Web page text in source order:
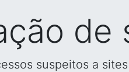
de
suspeitos a